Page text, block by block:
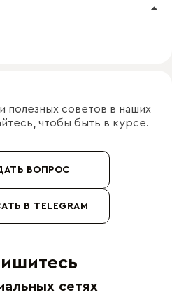
полезных советов в наших
чтобы быть в курсе.
ВОПРОС
В TELEGRAM
сетях